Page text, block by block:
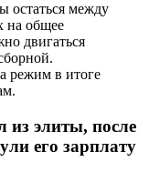
остаться между
на общее
двигаться
режим в итоге
из элиты, после
его зарплату